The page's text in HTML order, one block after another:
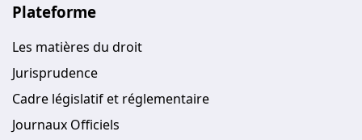
Plateforme
Les matières du droit
Jurisprudence
Cadre législatif et réglementaire
Journaux Officiels